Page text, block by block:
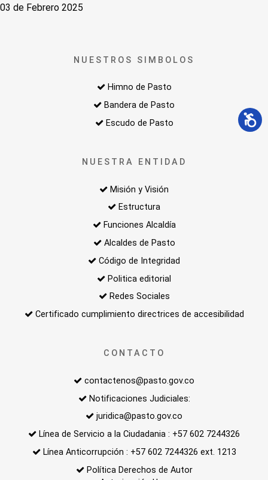
03 de Febrero 2025
NUESTROS SIMBOLOS
Himno de Pasto
Bandera de Pasto
Escudo de Pasto
NUESTRA ENTIDAD
Misión y Visión
Estructura
Funciones Alcaldía
Alcaldes de Pasto
Código de Integridad
Politica editorial
Redes Sociales
Certificado cumplimiento directrices de accesibilidad
CONTACTO
contactenos@pasto.gov.co
Notificaciones Judiciales:
juridica@pasto.gov.co
Línea de Servicio a la Ciudadania : +57 602 7244326
Línea Anticorrupción : +57 602 7244326 ext. 1213
Política Derechos de Autor